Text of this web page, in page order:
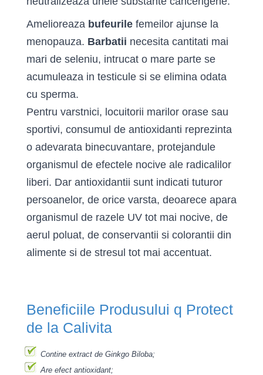
Amelioreaza bufeurile femeilor ajunse la
menopauza. Barbatii necesita cantitati mai
mari de seleniu, intrucat o mare parte se
acumuleaza in testicule si se elimina odata
cu sperma.
Pentru varstnici, locuitorii marilor orase sau
sportivi, consumul de antioxidanti reprezinta
o adevarata binecuvantare, protejandule
organismul de efectele nocive ale radicalilor
liberi. Dar antioxidantii sunt indicati tuturor
persoanelor, de orice varsta, deoarece apara
organismul de razele UV tot mai nocive, de
aerul poluat, de conservantii si colorantii din
alimente si de stresul tot mai accentuat.
Beneficiile Produsului q Protect
de la Calivita
Contine extract de Ginkgo Biloba;
Are efect antioxidant;